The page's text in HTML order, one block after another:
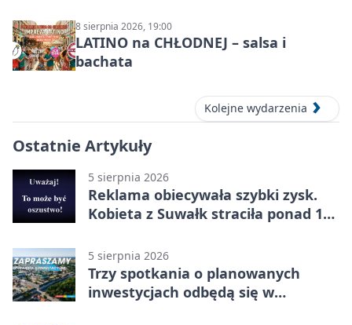
8 sierpnia 2026, 19:00
LATINO na CHŁODNEJ – salsa i
bachata
Kolejne wydarzenia
Ostatnie Artykuły
5 sierpnia 2026
Reklama obiecywała szybki zysk.
Kobieta z Suwałk straciła ponad 190
5 sierpnia 2026
Trzy spotkania o planowanych
inwestycjach odbędą się w